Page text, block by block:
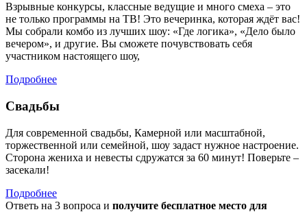
Взрывные конкурсы, классные ведущие и много смеха – это
не только программы на ТВ! Это вечеринка, которая ждёт вас!
Мы собрали комбо из лучших шоу: «Где логика», «Дело было
вечером», и другие. Вы сможете почувствовать себя
участником настоящего шоу,
Подробнее
Свадьбы
Для современной свадьбы, Камерной или масштабной,
торжественной или семейной, шоу задаст нужное настроение.
Сторона жениха и невесты сдружатся за 60 минут! Поверьте –
засекали!
Подробнее
Ответь на 3 вопроса и получите бесплатное место для